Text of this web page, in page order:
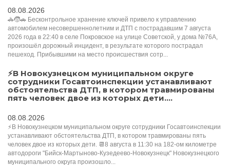
08.08.2026
🚓🧒🚗 Бесконтрольное хранение ключей привело к управлению
автомобилем несовершеннолетним и ДТП с пострадавшим 7 августа
2026 года в 22:40 в селе Покровское на улице Советской, у дома №76А,
произошёл дорожный инцидент, в результате которого пострадал
пешеход. Прибывшими на место происшествия сотр...
⚡️В Новокузнецком муниципальном округе
сотрудники Госавтоинспекции устанавливают
обстоятельства ДТП, в котором травмированы
пять человек двое из которых дети....
08.08.2026
⚡️В Новокузнецком муниципальном округе сотрудники Госавтоинспекции
устанавливают обстоятельства ДТП, в котором травмированы пять
человек двое из которых дети. 📆8 августа в 11:30 на 182-ом километре
автодороги "Бийск-Мартыново-Кузедеево-Новокузнецк" Новокузнецкого
муниципального округа произошло...